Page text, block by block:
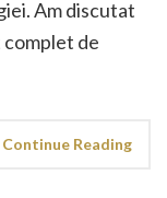
Am discutat
complet de
Continue Reading